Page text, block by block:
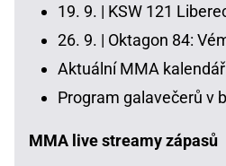
19. 9. | KSW 121
26. 9. | Oktagon 84:
Aktuální MMA kalendář
Program galavečerů v
MMA live streamy zápasů